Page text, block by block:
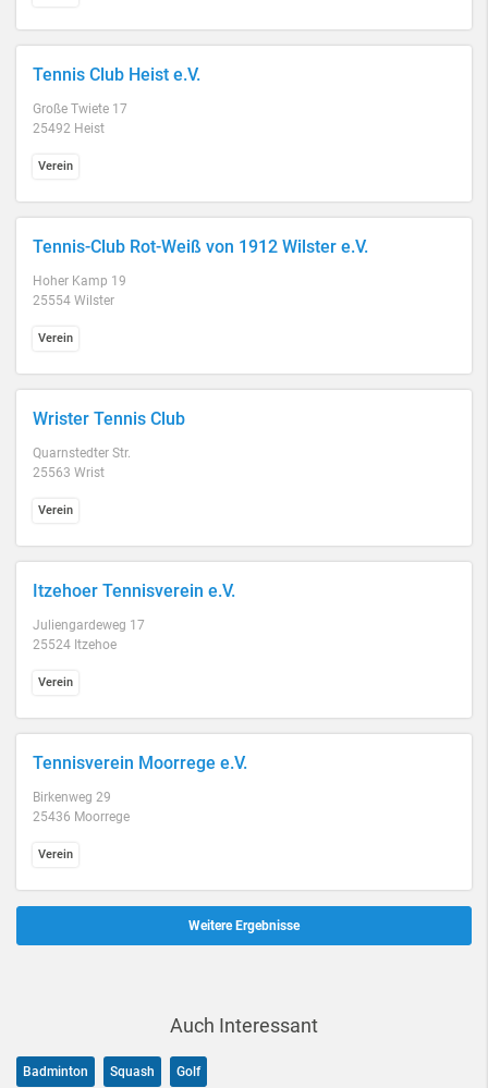
Tennis Club Heist e.V.
Große Twiete 17
25492 Heist
Verein
Tennis-Club Rot-Weiß von 1912 Wilster e.V.
Hoher Kamp 19
25554 Wilster
Verein
Wrister Tennis Club
Quarnstedter Str.
25563 Wrist
Verein
Itzehoer Tennisverein e.V.
Juliengardeweg 17
25524 Itzehoe
Verein
Tennisverein Moorrege e.V.
Birkenweg 29
25436 Moorrege
Verein
Weitere Ergebnisse
Auch Interessant
Badminton Squash Golf